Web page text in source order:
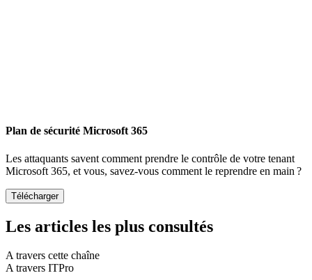
Plan de sécurité Microsoft 365
Les attaquants savent comment prendre le contrôle de votre tenant
Microsoft 365, et vous, savez-vous comment le reprendre en main ?
Les articles les plus consultés
A travers cette chaîne
A travers ITPro